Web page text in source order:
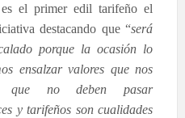
el primer edil tarifeño el
destacando que “será
porque la ocasión lo
ensalzar valores que nos
que no deben pasar
y tarifeños son cualidades